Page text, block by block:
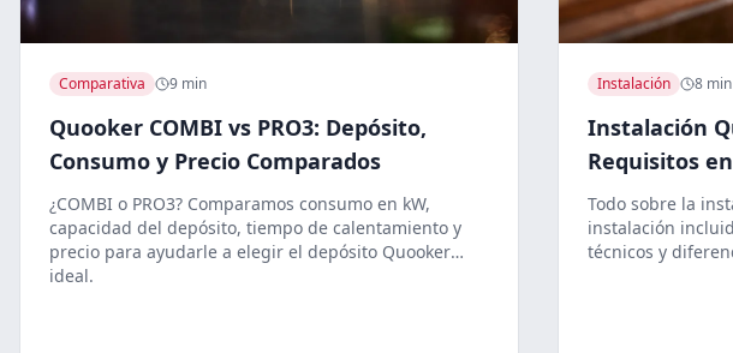
Comparativa 9 min
Quooker COMBI vs PRO3: Depósito,
Consumo y Precio Comparados
¿COMBI o PRO3? Comparamos consumo en kW,
capacidad del depósito, tiempo de calentamiento y
precio para ayudarle a elegir el depósito Quooker
ideal.
Instalación 8 min
Instalación
Requisitos
Todo sobre la
instalación
técnicos y